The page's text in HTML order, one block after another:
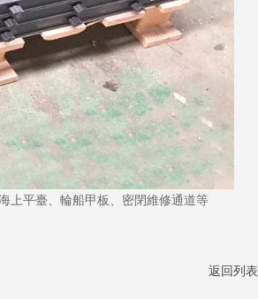
上平臺、輪船甲板、密閉維修通道等
返回列表